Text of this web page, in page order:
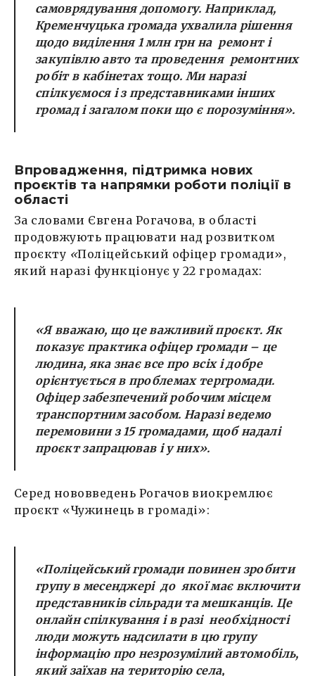
самоврядування допомогу. Наприклад,
Кременчуцька громада ухвалила рішення
щодо виділення 1 млн грн на ремонт і
закупівлю авто та проведення ремонтних
робіт в кабінетах тощо. Ми наразі
спілкуємося і з представниками інших
громад і загалом поки що є порозуміння».
Впровадження, підтримка нових
проєктів та напрямки роботи поліції в
області
За словами Євгена Рогачова, в області
продовжують працювати над розвитком
проєкту «Поліцейський офіцер громади»,
який наразі функціонує у 22 громадах:
«Я вважаю, що це важливий проєкт. Як
показує практика офіцер громади – це
людина, яка знає все про всіх і добре
орієнтується в проблемах тергромади.
Офіцер забезпечений робочим місцем
транспортним засобом. Наразі ведемо
перемовини з 15 громадами, щоб надалі
проєкт запрацював і у них».
Серед нововведень Рогачов виокремлює
проєкт «Чужинець в громаді»:
«Поліцейський громади повинен зробити
групу в месенджері до якої має включити
представників сільради та мешканців. Це
онлайн спілкування і в разі необхідності
люди можуть надсилати в цю групу
інформацію про незрозумілий автомобіль,
який заїхав на територію села,